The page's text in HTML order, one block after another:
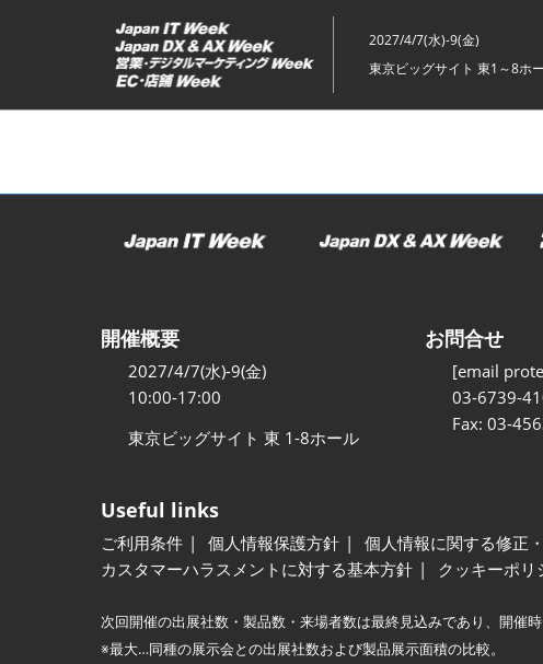
ッ
2027/4/7(水)-9(金)
東京ビッグサイト 東1～8ホ
開催概要
2027/4/7(水)-9(金)
10:00-17:00
東京ビッグサイト 東 1-8ホール
お問合せ
[email
03-6739-
Fax: 03-
Useful links
ご利用条件 個人情報保護方針 個人情報に関する修正
カスタマーハラスメントに対する基本方針
クッキーポリ
次回開催の出展社数・製品数・来場者数は最終見込みであり、開催
※最大…同種の展示会との出展社数および製品展示面積の比較。